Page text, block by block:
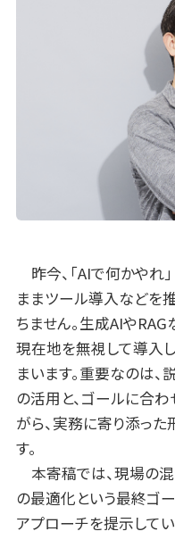
昨今、「AIで何かやれ
ままツール導入などを
ちません。生成AIや
現在地を無視して導入
まいます。重要なのは
の活用と、ゴールに合
がら、実務に寄り添った
す。
本寄稿では、現場の
の最適化という最終ゴ
アプローチを提示してい